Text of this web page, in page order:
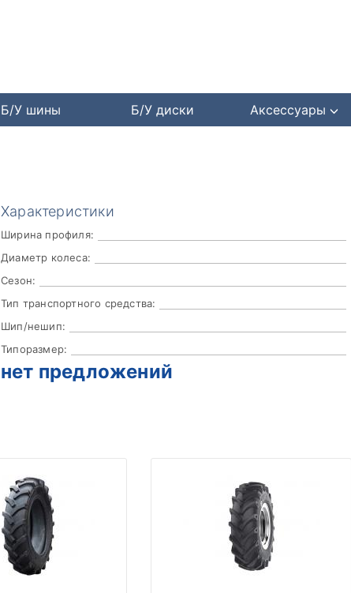
Б/У шины Б/У диски Аксессуары
Характеристики
Ширина профиля:
Диаметр колеса:
Сезон:
Тип транспортного средства:
Шип/нешип:
Типоразмер:
нет предложений